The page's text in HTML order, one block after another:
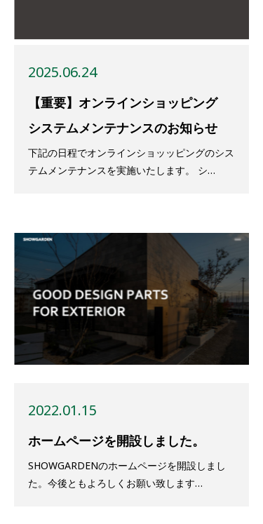
2025.06.24
【重要】オンラインショッピング
システムメンテナンスのお知らせ
下記の日程でオンラインショッッピングのシス
テムメンテナンスを実施いたします。 シ…
2022.01.15
ホームページを開設しました。
SHOWGARDENのホームページを開設しまし
た。今後ともよろしくお願い致します…